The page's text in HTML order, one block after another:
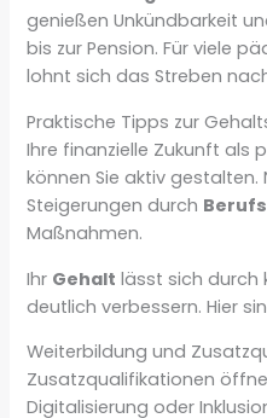
genießen Unkündbarkeit
bis zur Pension. Für viele
lohnt sich das Streben
Praktische Tipps zur
Ihre finanzielle Zukunft als
können Sie aktiv
Steigerungen durch
Maßnahmen.
Ihr Gehalt lässt sich durch
deutlich verbessern. Hier
Weiterbildung und
Zusatzqualifikationen
Digitalisierung oder